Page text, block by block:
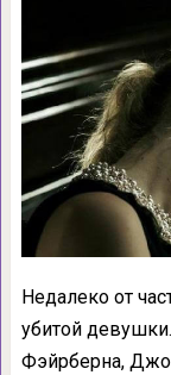
Недалеко от
убитой
Фэйрберна, Джо